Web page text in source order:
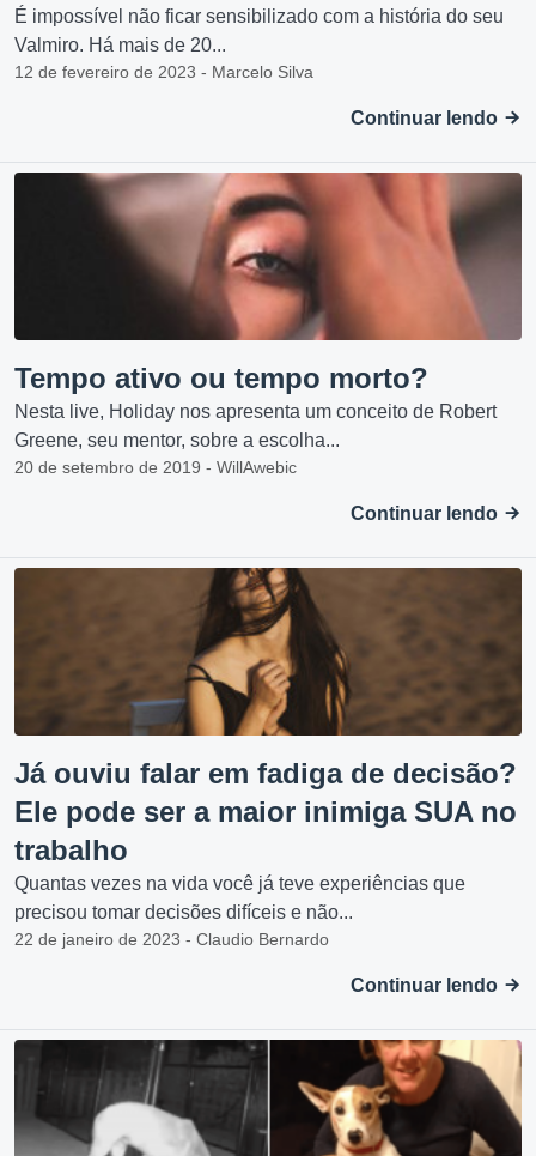
É impossível não ficar sensibilizado com a história do seu
Valmiro. Há mais de 20...
12 de fevereiro de 2023 - Marcelo Silva
Continuar lendo
Tempo ativo ou tempo morto?
Nesta live, Holiday nos apresenta um conceito de Robert
Greene, seu mentor, sobre a escolha...
20 de setembro de 2019 - WillAwebic
Continuar lendo
Já ouviu falar em fadiga de decisão?
Ele pode ser a maior inimiga SUA no
trabalho
Quantas vezes na vida você já teve experiências que
precisou tomar decisões difíceis e não...
22 de janeiro de 2023 - Claudio Bernardo
Continuar lendo